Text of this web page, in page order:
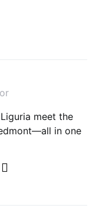
meet the
in one